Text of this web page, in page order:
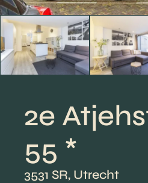
2e
55 *
3531 SR, Utrecht